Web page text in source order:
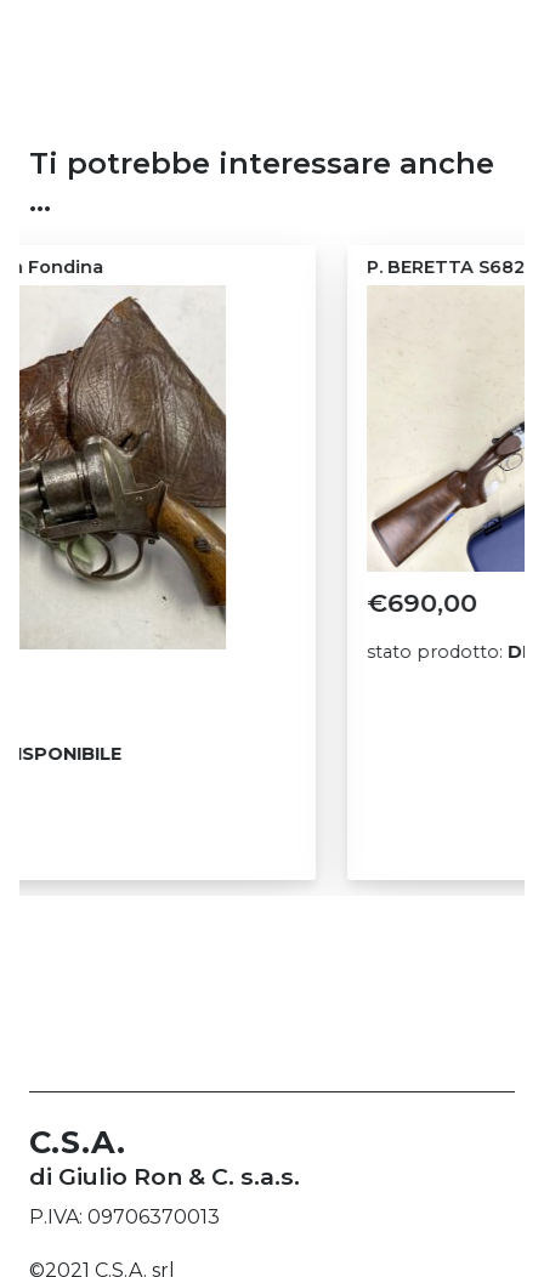
Ti potrebbe interessare anche
…
P. BERETTA S682 “SPECIAL SKEET”
€690,00
stato prodotto:DISPONIBILE
C.S.A.
di Giulio Ron & C. s.a.s.
P.IVA: 09706370013
©2021 C.S.A. srl